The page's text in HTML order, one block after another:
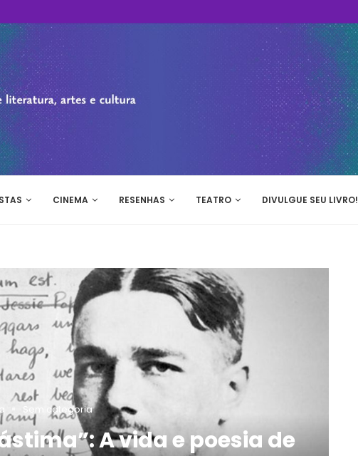
CINEMA RESENHAS TEATRO DIVULGUE SEU LIVRO!
Sem categoria
A vida e poesia de